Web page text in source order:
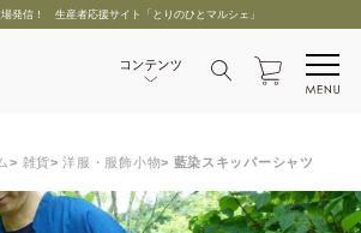
発信！ 生産者応援サイト「とりのひとマルシェ」
雑貨 洋服・服飾小物 藍染スキッパーシャツ